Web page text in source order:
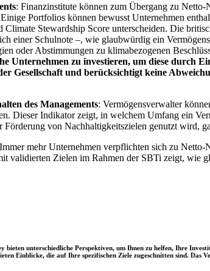
: Finanzinstitute können zum Übergang zu
Portfolios können bewusst Unternehmen
Climate Stewardship Score unterscheiden. Die
einer Schulnote –, wie glaubwürdig ein
oder Abstimmungen zu klimabezogenen
Unternehmen zu investieren, um diese durch
Gesellschaft und berücksichtigt keine
des Managements: Vermögensverwalter
Dieser Indikator zeigt, in welchem Umfang ein
Förderung von Nachhaltigkeitszielen genutzt wird,
mehr Unternehmen verpflichten sich zu
validierten Zielen im Rahmen der SBTi zeigt, wie
unterschiedliche Perspektiven, um Ihnen zu helfen, Ihre
Einblicke, die auf Ihre spezifischen Ziele zugeschnitten sind.